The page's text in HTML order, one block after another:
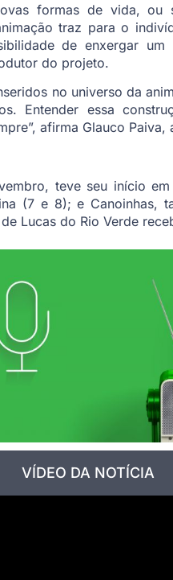
formas de vida, ou
traz para o
de enxergar
do projeto.
no universo da
Entender essa
afirma Glauco
teve seu início
(7 e 8); e Canoinhas,
Lucas do Rio Verde
VÍDEO DA NOTÍCIA